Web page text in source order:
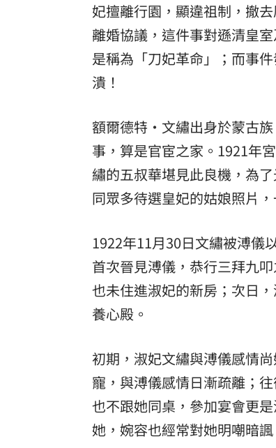
妃擅離行園，顯違祖制，撤
離婚協議，這件事對遜清皇
是稱為「刀妃革命」；而事
潰！
額爾德特·文繡出身於蒙古
事，算是官宦之家。1921年
繡的五叔華堪見此良機，為
同眾多待選皇妃的姑娘照片
1922年11月30日文繡被溥儀
首次晉見溥儀，恭行三拜九
也未住進淑妃的新房；次日
養心殿。
初期，淑妃文繡與溥儀感情
寵，與溥儀感情日漸疏離；
也不跟她同桌，參加宴會更
她，婉容也經常對她明嘲暗